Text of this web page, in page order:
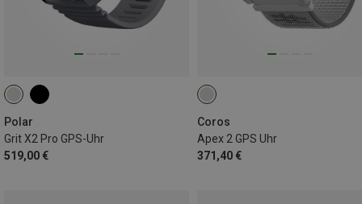
Polar
Grit X2 Pro GPS-Uhr
519,00 €
Coros
Apex 2 GPS Uhr
371,40 €